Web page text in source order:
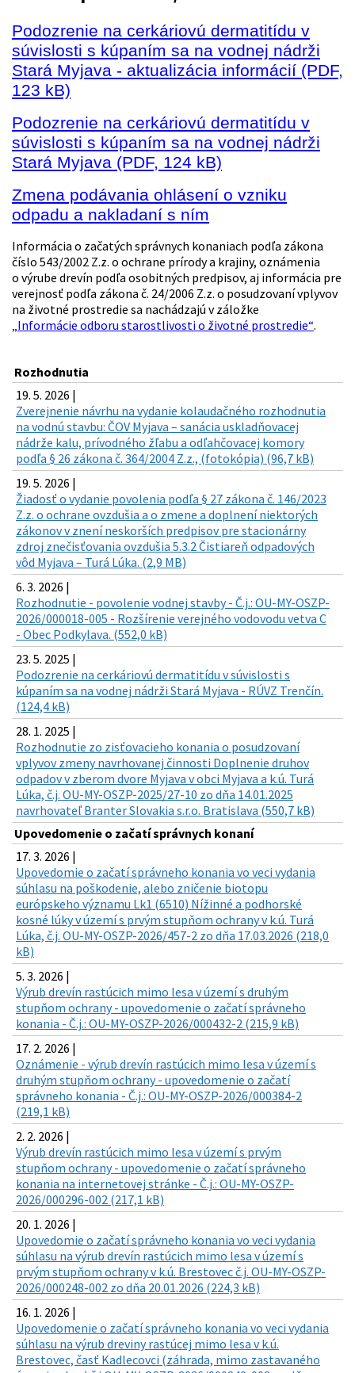
Podozrenie na cerkáriovú dermatitídu v
súvislosti s kúpaním sa na vodnej nádrži
Stará Myjava - aktualizácia informácií (PDF,
123 kB)
Podozrenie na cerkáriovú dermatitídu v
súvislosti s kúpaním sa na vodnej nádrži
Stará Myjava (PDF, 124 kB)
Zmena podávania ohlásení o vzniku
odpadu a nakladaní s ním
Informácia o začatých správnych konaniach podľa zákona
číslo 543/2002 Z.z. o ochrane prírody a krajiny, oznámenia
o výrube drevín podľa osobitných predpisov, aj informácia pre
verejnosť podľa zákona č. 24/2006 Z.z. o posudzovaní vplyvov
na životné prostredie sa nachádzajú v záložke
„Informácie odboru starostlivosti o životné prostredie“.
Rozhodnutia
19. 5. 2026 |
Zverejnenie návrhu na vydanie kolaudačného rozhodnutia
na vodnú stavbu: ČOV Myjava – sanácia uskladňovacej
nádrže kalu, prívodného žľabu a odľahčovacej komory
podľa § 26 zákona č. 364/2004 Z.z., (fotokópia) (96,7 kB)
19. 5. 2026 |
Žiadosť o vydanie povolenia podľa § 27 zákona č. 146/2023
Z.z. o ochrane ovzdušia a o zmene a doplnení niektorých
zákonov v znení neskorších predpisov pre stacionárny
zdroj znečisťovania ovzdušia 5.3.2 Čistiareň odpadových
vôd Myjava – Turá Lúka. (2,9 MB)
6. 3. 2026 |
Rozhodnutie - povolenie vodnej stavby - Č.j.: OU-MY-OSZP-
2026/000018-005 - Rozšírenie verejného vodovodu vetva C
- Obec Podkylava. (552,0 kB)
23. 5. 2025 |
Podozrenie na cerkáriovú dermatitídu v súvislosti s
kúpaním sa na vodnej nádrži Stará Myjava - RÚVZ Trenčín.
(124,4 kB)
28. 1. 2025 |
Rozhodnutie zo zisťovacieho konania o posudzovaní
vplyvov zmeny navrhovanej činnosti Doplnenie druhov
odpadov v zberom dvore Myjava v obci Myjava a k.ú. Turá
Lúka, č.j. OU-MY-OSZP-2025/27-10 zo dňa 14.01.2025
navrhovateľ Branter Slovakia s.r.o. Bratislava (550,7 kB)
Upovedomenie o začatí správnych konaní
17. 3. 2026 |
Upovedomie o začatí správneho konania vo veci vydania
súhlasu na poškodenie, alebo zničenie biotopu
európskeho významu Lk1 (6510) Nížinné a podhorské
kosné lúky v území s prvým stupňom ochrany v k.ú. Turá
Lúka, č.j. OU-MY-OSZP-2026/457-2 zo dňa 17.03.2026 (218,0
kB)
5. 3. 2026 |
Výrub drevín rastúcich mimo lesa v území s druhým
stupňom ochrany - upovedomenie o začatí správneho
konania - Č.j.: OU-MY-OSZP-2026/000432-2 (215,9 kB)
17. 2. 2026 |
Oznámenie - výrub drevín rastúcich mimo lesa v území s
druhým stupňom ochrany - upovedomenie o začatí
správneho konania - Č.j.: OU-MY-OSZP-2026/000384-2
(219,1 kB)
2. 2. 2026 |
Výrub drevín rastúcich mimo lesa v území s prvým
stupňom ochrany - upovedomenie o začatí správneho
konania na internetovej stránke - Č.j.: OU-MY-OSZP-
2026/000296-002 (217,1 kB)
20. 1. 2026 |
Upovedomie o začatí správneho konania vo veci vydania
súhlasu na výrub drevín rastúcich mimo lesa v území s
prvým stupňom ochrany v k.ú. Brestovec č.j. OU-MY-OSZP-
2026/000248-002 zo dňa 20.01.2026 (224,3 kB)
16. 1. 2026 |
Upovedomenie o začatí správneho konania vo veci vydania
súhlasu na výrub dreviny rastúcej mimo lesa v k.ú.
Brestovec, časť Kadlecovci (záhrada, mimo zastavaného